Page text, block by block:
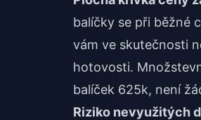
balíčky se při běžné
vám ve skutečnosti
hotovosti.
balíček 625k, není
Riziko nevyužitých